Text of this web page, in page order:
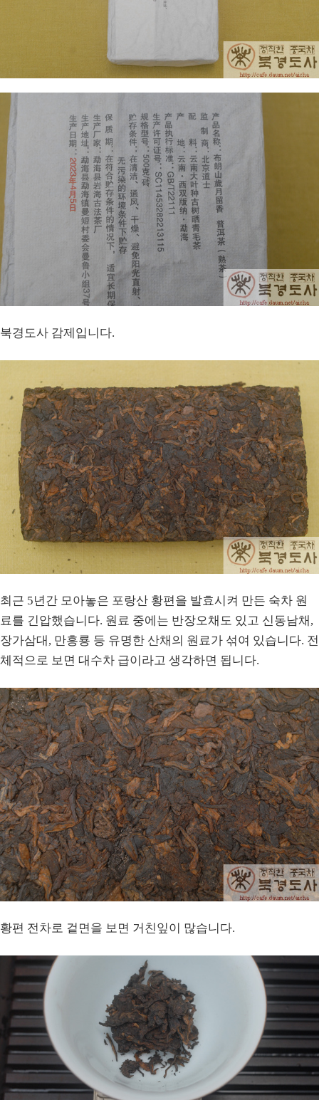
북경도사 감제입니다.
최근 5년간 모아놓은 포랑산 황편을 발효시켜 만든 숙차 원
료를 긴압했습니다. 원료 중에는 반장오채도 있고 신동남채,
장가삼대, 만흥룡 등 유명한 산채의 원료가 섞여 있습니다. 전
체적으로 보면 대수차 급이라고 생각하면 됩니다.
황편 전차로 겉면을 보면 거친잎이 많습니다.